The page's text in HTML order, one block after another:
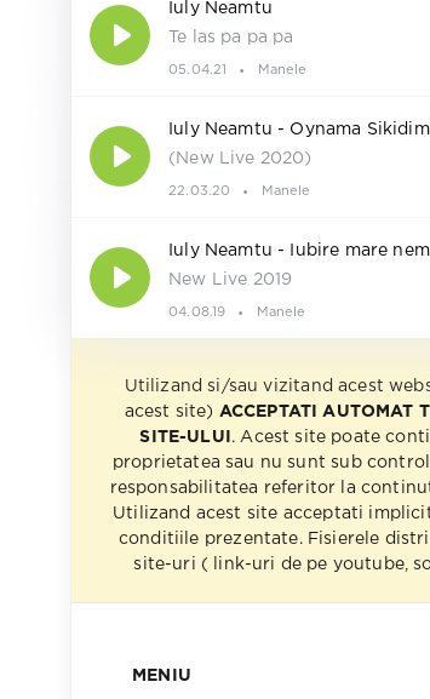
Iuly Neamtu
Te las pa pa pa
05.04.21 Manele
Iuly Neamtu - Oynama Sikidim
(New Live 2020)
22.03.20 Manele
Iuly Neamtu - Iubire mare
New Live 2019
04.08.19 Manele
Utilizand si/sau vizitand acest
acest site) ACCEPTATI AUTOMAT
SITE-ULUI . Acest site poate
proprietatea sau nu sunt sub
responsabilitatea referitor la
Utilizand acest site acceptati
conditiile prezentate. Fisierele
site-uri ( link-uri de pe youtube,
MENIU